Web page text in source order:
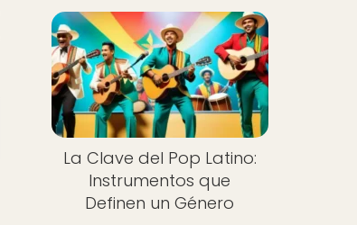
La Clave del Pop Latino:
Instrumentos que
Definen un Género